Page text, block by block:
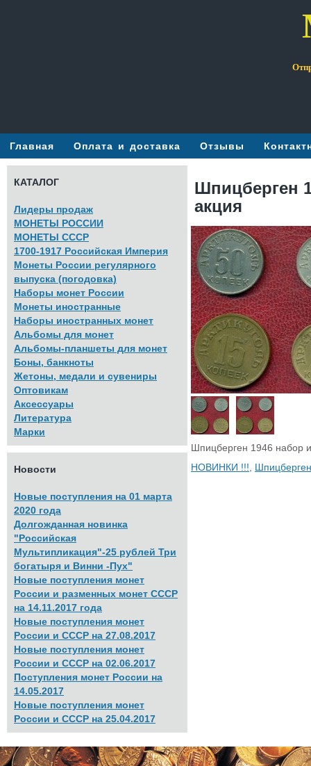
Главная Оплата и доставка Отзывы
Шпицберген
акция
Шпицберген 1946 набор
НОВИНКИ !!!
Шпицберген
КАТАЛОГ
Лидеры продаж
МОНЕТЫ РОССИИ
МОНЕТЫ СССР
1700-1917 Российская Империя
Монеты России регулярного
выпуска (погодовка)
Наборы монет России
Монеты иностранные
Наборы иностранных монет
Альбомы для монет
Альбомы-планшеты для монет
Боны, банкноты
Жетоны, медали и сувениры
Оптовикам
Аксессуары
Литература
Марки
Новости
Новые поступления на 01 марта
2020 года
Долгожданная новинка
"Российская
Мультипликация"-25 рублей Три
богатыря и Винни -Пух"
Новые поступления монет
России и разменных монет СССР
на 14.11.2017 года
Новые поступления монет
России и СССР на 27.08.2017
Новые поступления монет
России и СССР на 02.06.2017
Поступления монет России на
14.05.2017
Новые поступления монет
России и СССР на 25.04.2017